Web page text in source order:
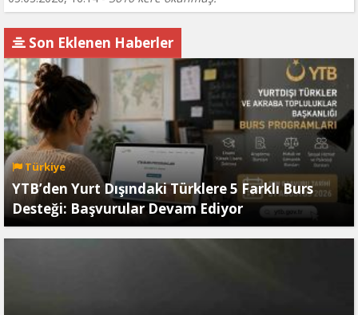
Son Eklenen Haberler
Türkiye
YTB’den Yurt Dışındaki Türklere 5 Farklı Burs
Desteği: Başvurular Devam Ediyor